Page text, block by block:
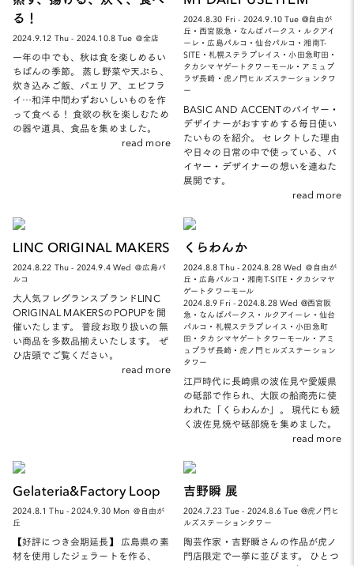
る！
2024.9.12 Thu - 2024.10.8 Tue ＠全店
一年の中でも、秋は食を楽しめるい
ちばんの季節。 蒸し野菜や天ぷら、
炊き込みご飯、パエリア、エビフラ
イ…和洋中問わずおいしいものを作
って食べる！ 食欲の秋を楽しむため
の器や道具、食品を集めました。
read more
2024.8.30 Fri - 2024.9.10 Tue @自由が
丘・西宮阪急・なんばパークス・ルクアイ
ーレ・広島パルコ・仙台パルコ・湘南T-
SITE・札幌ステラプレイス・小田急町田・
タカシマヤゲートタワーモール・アミュプ
ラザ長崎・虎ノ門ヒルズステーションタワ
ー
BASIC AND ACCENTのバイヤー・
デザイナーがおすすめする毎日使い
たいものを紹介。 セレクトした理由
や日々の日常の中で使っている、バ
イヤー・デザイナーの想いを連ねた
展開です。
read more
LINC ORIGINAL MAKERS
2024.8.22 Thu - 2024.9.4 Wed ＠広島パ
ルコ
大人気フレグランスブランドLINC
ORIGINAL MAKERSのPOPUPを開
催いたします。 普段お取り扱いの無
い商品を多数品揃えいたします。 ぜ
ひ店頭でご覧ください。
read more
くらわんか
2024.8.8 Thu - 2024.8.28 Wed ＠自由が
丘・広島パルコ・湘南T-SITE・タカシマヤ
ゲートタワーモール
2024.8.9 Fri - 2024.8.28 Wed @西宮阪
急・なんばパークス・ルクアイーレ・仙台
パルコ・札幌ステラプレイス・小田急町
田・タカシマヤゲートタワーモール・アミ
ュプラザ長崎・虎ノ門ヒルズステーション
タワー
江戸時代に長崎県の波佐見や愛媛県
の砥部で作られ、大阪の船商売に使
われた「くらわんか」。 現代にも続
く波佐見焼や砥部焼を集めました。
read more
Gelateria&Factory Loop
2024.8.1 Thu - 2024.9.30 Mon ＠自由が
丘
【好評につき会期延長】 広島県の素
材を使用したジェラートを作る、
吉野瞬 展
2024.7.23 Tue - 2024.8.6 Tue @虎ノ門ヒ
ルズステーションタワー
陶芸作家・吉野瞬さんの作品が虎ノ
門店限定で一挙に並びます。 ひとつ